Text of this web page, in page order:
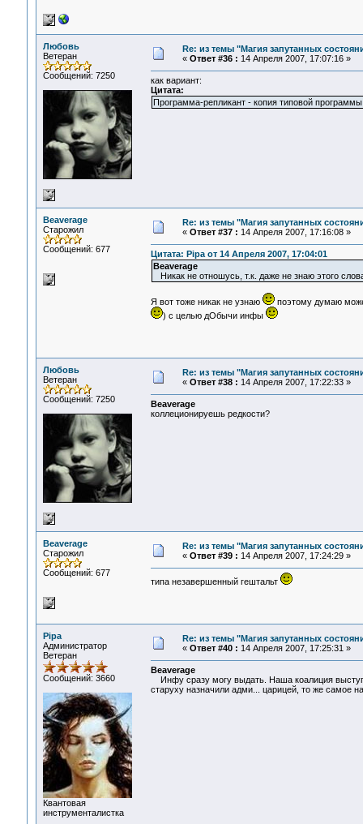
Любовь
Ветеран
Сообщений: 7250
Re: из темы "Магия запутанных
« Ответ #36 : 14 Апреля 2007, 17:07:16 »
как вариант:
Цитата:
Программа-репликант - копия типовой
Beaverage
Старожил
Сообщений: 677
Re: из темы "Магия запутанных
« Ответ #37 : 14 Апреля 2007, 17:16:08 »
Цитата: Pipa от 14 Апреля 2007, 17:04:01
Beaverage
Никак не отношусь, т.к. даже не знаю этого
Я вот тоже никак не узнаю
поэтому думаю
) с целью дОбычи инфы
Любовь
Ветеран
Сообщений: 7250
Re: из темы "Магия запутанных
« Ответ #38 : 14 Апреля 2007, 17:22:33 »
Beaverage
коллеционируешь редкости?
Beaverage
Старожил
Сообщений: 677
Re: из темы "Магия запутанных
« Ответ #39 : 14 Апреля 2007, 17:24:29 »
типа незавершенный гештальт
Pipa
Администратор
Ветеран
Сообщений: 3660
Квантовая
инструменталистка
Re: из темы "Магия запутанных
« Ответ #40 : 14 Апреля 2007, 17:25:31 »
Beaverage
Инфу сразу могу выдать. Наша коалиция
старуху назначили адми... царицей, то же самое